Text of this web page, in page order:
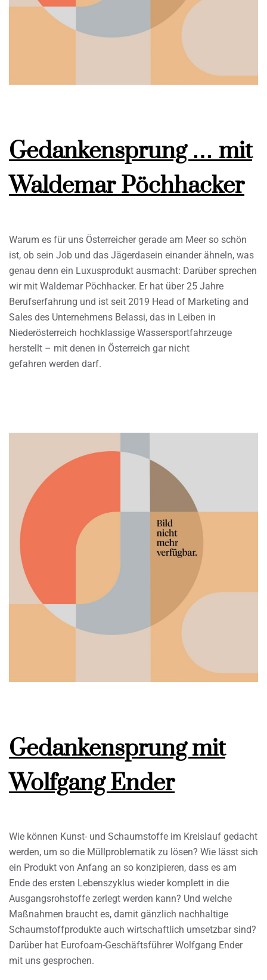
Gedankensprung … mit
Waldemar Pöchhacker
Warum es für uns Österreicher gerade am Meer so schön
ist, ob sein Job und das Jägerdasein einander ähneln, was
genau denn ein Luxusprodukt ausmacht: Darüber sprechen
wir mit Waldemar Pöchhacker. Er hat über 25 Jahre
Berufserfahrung und ist seit 2019 Head of Marketing and
Sales des Unternehmens Belassi, das in Leiben in
Niederösterreich hochklassige Wassersportfahrzeuge
herstellt – mit denen in Österreich gar nicht
gefahren werden darf.
Gedankensprung mit
Wolfgang Ender
Wie können Kunst- und Schaumstoffe im Kreislauf gedacht
werden, um so die Müllproblematik zu lösen? Wie lässt sich
ein Produkt von Anfang an so konzipieren, dass es am
Ende des ersten Lebenszyklus wieder komplett in die
Ausgangsrohstoffe zerlegt werden kann? Und welche
Maßnahmen braucht es, damit gänzlich nachhaltige
Schaumstoffprodukte auch wirtschaftlich umsetzbar sind?
Darüber hat Eurofoam-Geschäftsführer Wolfgang Ender
mit uns gesprochen.